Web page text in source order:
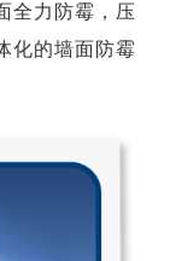
全力防霉，压
化的墙面防霉